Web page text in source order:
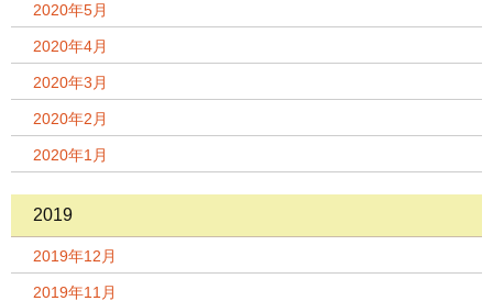
2020年5月
2020年4月
2020年3月
2020年2月
2020年1月
2019
2019年12月
2019年11月